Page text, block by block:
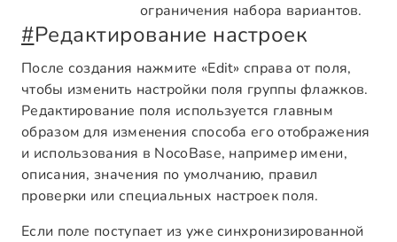
ограничения набора вариантов.
#Редактирование настроек
После создания нажмите «Edit» справа от поля,
чтобы изменить настройки поля группы флажков.
Редактирование поля используется главным
образом для изменения способа его отображения
и использования в NocoBase, например имени,
описания, значения по умолчанию, правил
проверки или специальных настроек поля.
Если поле поступает из уже синхронизированной